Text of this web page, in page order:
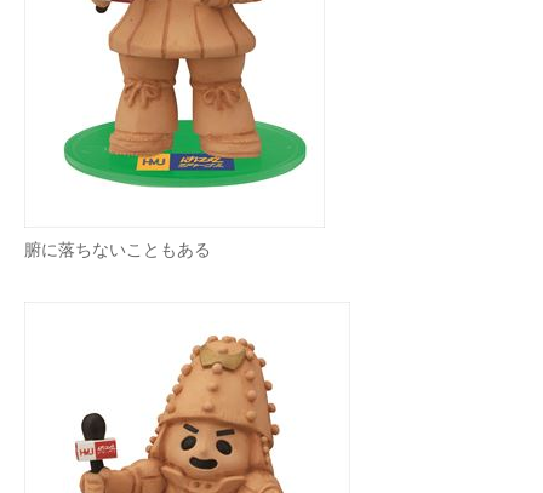
腑に落ちないこともある